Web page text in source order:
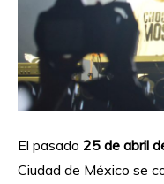
El pasado 25 de abril
Ciudad de México se